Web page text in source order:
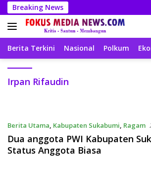
Langsung
ke
konten
Breaking News
Berita Terkini Nasional Polkum
Irpan Rifaudin
Berita Utama, Kabupaten Sukabumi, Ragam
Dua anggota PWI Kabupaten
Status Anggota Biasa